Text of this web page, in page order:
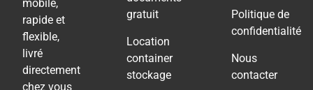
mobile,
rapide et
flexible,
livré
directement
chez vous
gratuit
Location
container
stockage
Politique de
confidentialité
Nous
contacter